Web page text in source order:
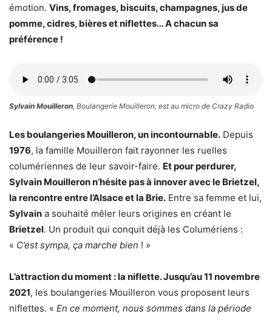
émotion. Vins, fromages, biscuits, champagnes, jus de
pomme, cidres, bières et niflettes… A chacun sa
préférence !
Sylvain Mouilleron, Boulangerie Mouilleron, est au micro de Crazy Radio
Les boulangeries Mouilleron, un incontournable. Depuis
1976, la famille Mouilleron fait rayonner les ruelles
columériennes de leur savoir-faire. Et pour perdurer,
Sylvain Mouilleron n’hésite pas à innover avec le Brietzel,
la rencontre entre l’Alsace et la Brie. Entre sa femme et lui,
Sylvain a souhaité mêler leurs origines en créant le
Brietzel. Un produit qui conquit déjà les Columériens :
« C’est sympa, ça marche bien ! »
L’attraction du moment : la niflette. Jusqu’au 11 novembre
2021, les boulangeries Mouilleron vous proposent leurs
niflettes. « En ce moment, nous sommes dans la période